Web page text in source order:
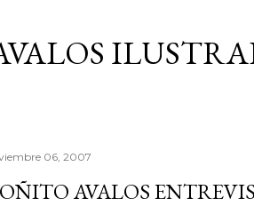
06, 2007
AVALOS